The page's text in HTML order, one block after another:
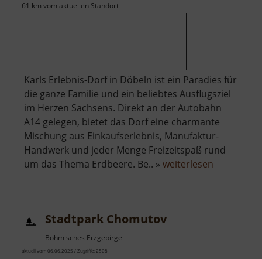
61 km vom aktuellen Standort
Karls Erlebnis-Dorf in Döbeln ist ein Paradies für
die ganze Familie und ein beliebtes Ausflugsziel
im Herzen Sachsens. Direkt an der Autobahn
A14 gelegen, bietet das Dorf eine charmante
Mischung aus Einkaufserlebnis, Manufaktur-
Handwerk und jeder Menge Freizeitspaß rund
um das Thema Erdbeere. Be.. » weiterlesen
Stadtpark Chomutov
Böhmisches Erzgebirge
aktuell vom 06.06.2025 / Zugriffe: 2508